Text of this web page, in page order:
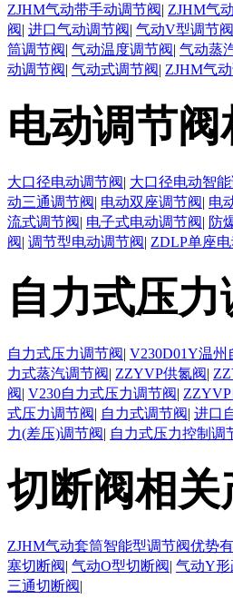
ZJHM气动带手动调节阀| ZJHM气
阀| 进口气动调节阀| 气动V型调节阀
筒调节阀| 气动温度调节阀| 气动蒸
动调节阀| 气动式调节阀| ZJHM气
电动调节
大口径电动调节阀| 大口径电动智
动三通调节阀| 电动双座调节阀| 电
流式调节阀| 电子式电动调节阀| 防
阀| 调节型电动调节阀| ZDLP单座
自力式压
自力式压力调节阀| V230D01Y温州
力式蒸汽调节阀| ZZYVP供氮阀|
阀| V230自力式压力调节阀|
式压力调节阀| 自力式调节阀| 进口
力(差压)调节阀| 自力式压力控制调
切断阀相关
ZJHM气动套筒智能型调节阀优势
塞切断阀| 气动O型切断阀| 气动Y形
三通切断阀|